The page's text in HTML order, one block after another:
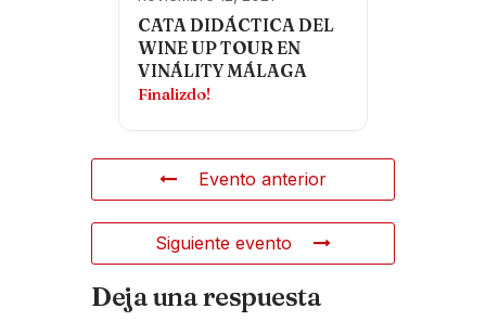
CATA DIDÁCTICA DEL
WINE UP TOUR EN
VINÁLITY MÁLAGA
Finalizdo!
Evento anterior
Siguiente evento
Deja una respuesta